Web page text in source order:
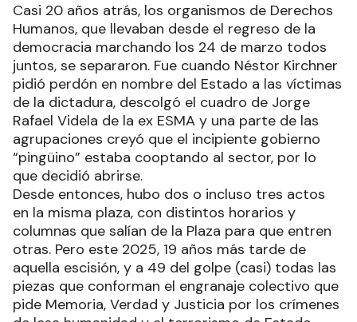
Casi 20 años atrás, los organismos de Derechos
Humanos, que llevaban desde el regreso de la
democracia marchando los 24 de marzo todos
juntos, se separaron. Fue cuando Néstor Kirchner
pidió perdón en nombre del Estado a las víctimas
de la dictadura, descolgó el cuadro de Jorge
Rafael Videla de la ex ESMA y una parte de las
agrupaciones creyó que el incipiente gobierno
“pingüino” estaba cooptando al sector, por lo
que decidió abrirse.
Desde entonces, hubo dos o incluso tres actos
en la misma plaza, con distintos horarios y
columnas que salían de la Plaza para que entren
otras. Pero este 2025, 19 años más tarde de
aquella escisión, y a 49 del golpe (casi) todas las
piezas que conforman el engranaje colectivo que
pide Memoria, Verdad y Justicia por los crímenes